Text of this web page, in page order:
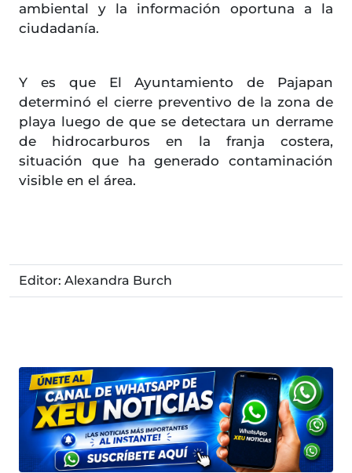
ambiental y la información oportuna a la
ciudadanía.
Y es que El Ayuntamiento de Pajapan
determinó el cierre preventivo de la zona de
playa luego de que se detectara un derrame
de hidrocarburos en la franja costera,
situación que ha generado contaminación
visible en el área.
Editor: Alexandra Burch